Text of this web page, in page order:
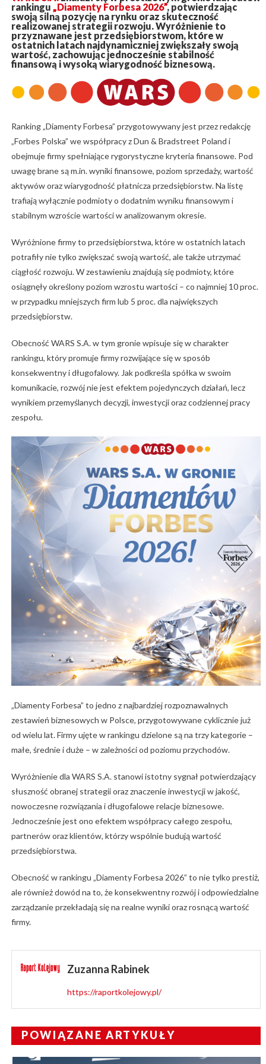
rankingu „Diamenty Forbesa 2026”, potwierdzając
swoją silną pozycję na rynku oraz skuteczność
realizowanej strategii rozwoju. Wyróżnienie to
przyznawane jest przedsiębiorstwom, które w
ostatnich latach najdynamiczniej zwiększały swoją
wartość, zachowując jednocześnie stabilność
finansową i wysoką wiarygodność biznesową.
Ranking „Diamenty Forbesa” przygotowywany jest przez redakcję
„Forbes Polska” we współpracy z Dun & Bradstreet Poland i
obejmuje firmy spełniające rygorystyczne kryteria finansowe. Pod
uwagę brane są m.in. wyniki finansowe, poziom sprzedaży, wartość
aktywów oraz wiarygodność płatnicza przedsiębiorstw. Na listę
trafiają wyłącznie podmioty o dodatnim wyniku finansowym i
stabilnym wzroście wartości w analizowanym okresie.
Wyróżnione firmy to przedsiębiorstwa, które w ostatnich latach
potrafiły nie tylko zwiększać swoją wartość, ale także utrzymać
ciągłość rozwoju. W zestawieniu znajdują się podmioty, które
osiągnęły określony poziom wzrostu wartości – co najmniej 10 proc.
w przypadku mniejszych firm lub 5 proc. dla największych
przedsiębiorstw.
Obecność WARS S.A. w tym gronie wpisuje się w charakter
rankingu, który promuje firmy rozwijające się w sposób
konsekwentny i długofalowy. Jak podkreśla spółka w swoim
komunikacie, rozwój nie jest efektem pojedynczych działań, lecz
wynikiem przemyślanych decyzji, inwestycji oraz codziennej pracy
zespołu.
„Diamenty Forbesa” to jedno z najbardziej rozpoznawalnych
zestawień biznesowych w Polsce, przygotowywane cyklicznie już
od wielu lat. Firmy ujęte w rankingu dzielone są na trzy kategorie –
małe, średnie i duże – w zależności od poziomu przychodów.
Wyróżnienie dla WARS S.A. stanowi istotny sygnał potwierdzający
słuszność obranej strategii oraz znaczenie inwestycji w jakość,
nowoczesne rozwiązania i długofalowe relacje biznesowe.
Jednocześnie jest ono efektem współpracy całego zespołu,
partnerów oraz klientów, którzy wspólnie budują wartość
przedsiębiorstwa.
Obecność w rankingu „Diamenty Forbesa 2026” to nie tylko prestiż,
ale również dowód na to, że konsekwentny rozwój i odpowiedzialne
zarządzanie przekładają się na realne wyniki oraz rosnącą wartość
firmy.
Zuzanna Rabinek
https://raportkolejowy.pl/
POWIĄZANE ARTYKUŁY